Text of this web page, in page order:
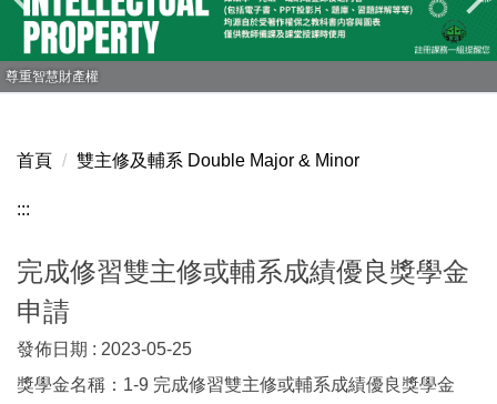
尊重智慧財產權
首頁 雙主修及輔系 Double Major & Minor
:::
完成修習雙主修或輔系成績優良獎學金
申請
發佈日期 : 2023-05-25
獎學金名稱：1-9 完成修習雙主修或輔系成績優良獎學金